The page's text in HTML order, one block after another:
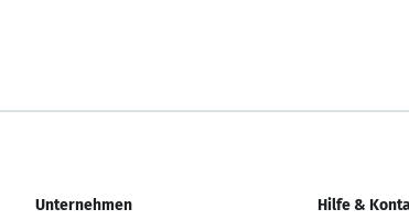
Unternehmen Hilfe &